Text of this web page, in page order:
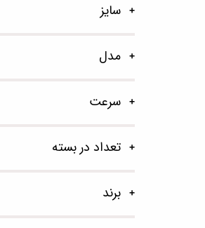
سایز
مدل
سرعت
تعداد در بسته
برند